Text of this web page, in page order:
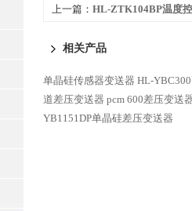
上一篇： HL-ZTK104BP温度
相关产品
单晶硅传感器变送器 HL-
道差压变送器 pcm 600差压变送
YB1151DP单晶硅差压变送器